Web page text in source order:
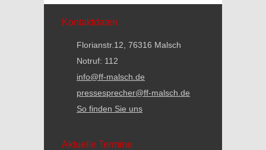
Kontaktdaten
Florianstr.12, 76316 Malsch
Notruf: 112
info@ff-malsch.de
pressesprecher@ff-malsch.de
So finden Sie uns
Aktuelle Termine